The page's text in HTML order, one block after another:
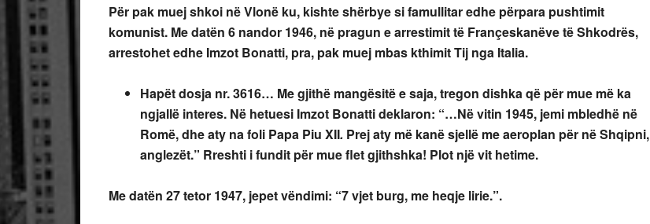
Për pak muej shkoi në Vlonë ku, kishte shërbye si famullitar edhe përpara pushtimit
komunist. Me datën 6 nandor 1946, në pragun e arrestimit të Françeskanëve të Shkodrës,
arrestohet edhe Imzot Bonatti, pra, pak muej mbas kthimit Tij nga Italia.
Hapët dosja nr. 3616… Me gjithë mangësitë e saja, tregon dishka që për mue më ka
ngjallë interes. Në hetuesi Imzot Bonatti deklaron: “…Në vitin 1945, jemi mbledhë në
Romë, dhe aty na foli Papa Piu XII. Prej aty më kanë sjellë me aeroplan për në Shqipni,
anglezët.” Rreshti i fundit për mue flet gjithshka! Plot një vit hetime.
Me datën 27 tetor 1947, jepet vëndimi: “7 vjet burg, me heqje lirie.”.